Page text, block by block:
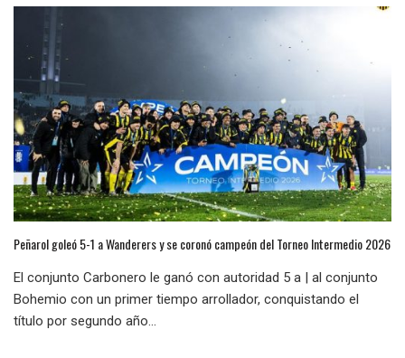
Peñarol goleó 5-1 a Wanderers y se coronó campeón del Torneo Intermedio 2026
El conjunto Carbonero le ganó con autoridad 5 a | al conjunto
Bohemio con un primer tiempo arrollador, conquistando el
título por segundo año...